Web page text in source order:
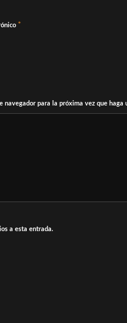
*
para la próxima vez que haga
a esta entrada.